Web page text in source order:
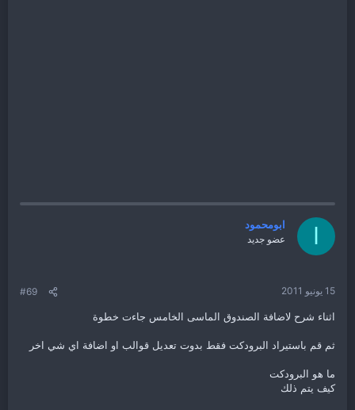
ابومحمود
عضو جديد
15 يونيو 2011 #69
اثناء شرح لاضافة الصندوق الماسى الخامس جاءت خطوة
ثم قم باستيراد البرودكت فقط بدوت تعديل قوالب او اضافة اي شي اخر
ما هو البرودكت
كيف يتم ذلك